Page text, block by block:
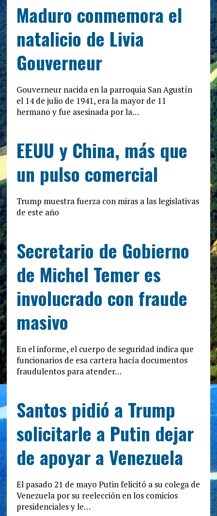
Maduro conmemora el
natalicio de Livia
Gouverneur
Gouverneur nacida en la parroquia San Agustín
el 14 de julio de 1941, era la mayor de 11
hermano y fue asesinada por la…
EEUU y China, más que
un pulso comercial
Trump muestra fuerza con miras a las legislativas
de este año
Secretario de Gobierno
de Michel Temer es
involucrado con fraude
masivo
En el informe, el cuerpo de seguridad indica que
funcionarios de esa cartera hacía documentos
fraudulentos para atender…
Santos pidió a Trump
solicitarle a Putin dejar
de apoyar a Venezuela
El pasado 21 de mayo Putin felicitó a su colega de
Venezuela por su reelección en los comicios
presidenciales y le…